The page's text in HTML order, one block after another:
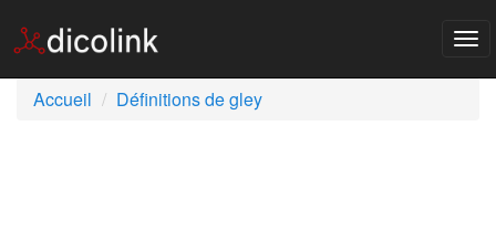
Accueil
Définitions de gley